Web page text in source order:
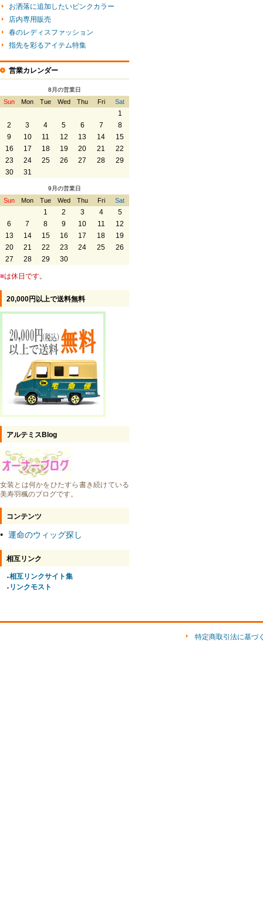
お洒落に追加したいピンクカラー
店内専用販売
春のレディスファッション
指先を彩るアイテム特集
営業カレンダー
8月の営業日
Sun Mon Tue Wed Thu Fri Sat
1
2
3 4 5 6 7
8
9
10 11 12 13 14
15
16
17 18 19 20 21
22
23
24 25 26 27 28
29
30
31
9月の営業日
Sun Mon Tue Wed Thu Fri Sat
1 2 3 4
5
6
7 8 9 10 11
12
13
14 15 16 17 18
19
20
21 22 23 24 25
26
27
28 29 30
■は休日です。
20,000円以上で送料無料
アルテミスBlog
女装とは何かをひたすら書き続けている
美寿羽楓のブログです。
コンテンツ
● 運命のウィッグ探し
相互リンク
●相互リンクサイト集
● リンクモスト
特定商取引法に基づ